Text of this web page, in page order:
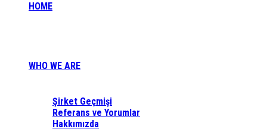
HOME
WHO WE ARE
Şirket Geçmişi
Referans ve Yorumlar
Hakkımızda